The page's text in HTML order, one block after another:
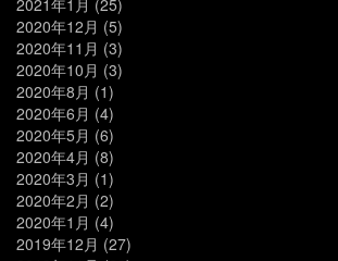
2020年12月 (5)
2020年11月 (3)
2020年10月 (3)
2020年8月 (1)
2020年6月 (4)
2020年5月 (6)
2020年4月 (8)
2020年3月 (1)
2020年2月 (2)
2020年1月 (4)
2019年12月 (27)